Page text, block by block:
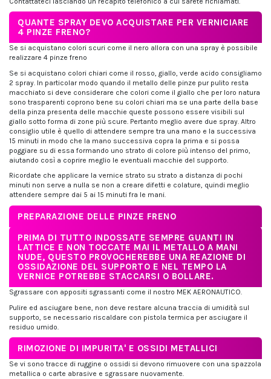
QUANTE SPRAY DEVO ACQUISTARE PER VERNICIARE
4 PINZE FRENO?
Se si acquistano colori scuri come il nero allora con una spray è possibile
realizzare 4 pinze freno
Se si acquistano colori chiari come il rosso, giallo, verde acido consigliamo
2 spray. In particolar modo quando il metallo delle pinze pur pulito resta
macchiato si deve considerare che colori come il giallo che per loro natura
sono trasparenti coprono bene su colori chiari ma se una parte della base
della pinza presenta delle macchie queste possono essere visibili sul
giallo sotto forma di zone più scure. Pertanto meglio avere due spray. Altro
consiglio utile è quello di attendere sempre tra una mano e la successiva
15 minuti in modo che la mano successiva copra la prima e si possa
poggiare su di essa formando uno strato di colore più intenso del primo,
aiutando così a coprire meglio le eventuali macchie del supporto.
Ricordate che applicare la vernice strato su strato a distanza di pochi
minuti non serve a nulla se non a creare difetti e colature, quindi meglio
attendere sempre dai 5 ai 15 minuti fra le mani.
PREPARAZIONE DELLE PINZE FRENO
PRIMA DI TUTTO INDOSSATE SEMPRE GUANTI IN
LATTICE E NON TOCCATE MAI IL METALLO A MANI
NUDE, QUESTO PROVOCHEREBBE UNA REAZIONE DI
OSSIDAZIONE DEL SUPPORTO E NEL TEMPO LA
VERNICE POTREBBE STACCARSI O BOLLARE.
Sgrassare con appositi sgrassanti come il nostro MEK AERONAUTICO.
Pulire ed asciugare bene, non deve restare alcuna traccia di umidità sul
supporto, se necessario riscaldare con pistola termica per asciugare il
residuo umido.
RIMOZIONE DI IMPURITA' E OSSIDI METALLICI
Se vi sono tracce di ruggine o ossidi si devono rimuovere con una spazzola
metallica o carte abrasive e sgrassare nuovamente.